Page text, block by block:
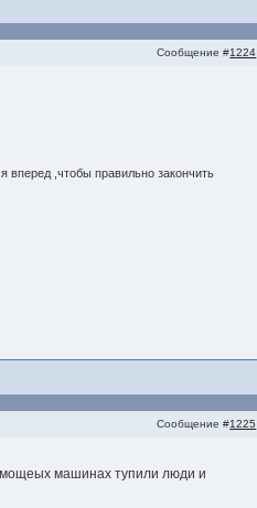
Сообщение #1224
вперед ,чтобы правильно закончить
Сообщение #1225
мощеых машинах тупили люди и